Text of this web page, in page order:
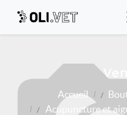
Accueil
Acupuncture et